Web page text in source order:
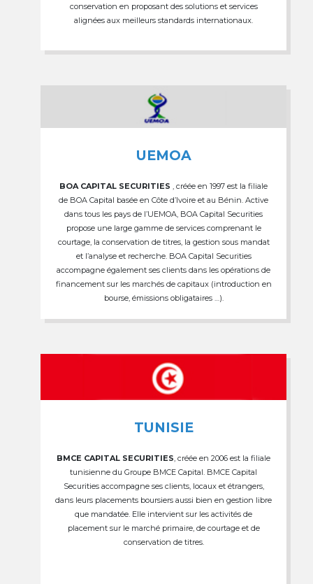
conservation en proposant des solutions et services
alignées aux meilleurs standards internationaux.
UEMOA
BOA CAPITAL SECURITIES , créée en 1997 est la filiale
de BOA Capital basée en Côte d’Ivoire et au Bénin. Active
dans tous les pays de l’UEMOA, BOA Capital Securities
propose une large gamme de services comprenant le
courtage, la conservation de titres, la gestion sous mandat
et l’analyse et recherche. BOA Capital Securities
accompagne également ses clients dans les opérations de
financement sur les marchés de capitaux (introduction en
bourse, émissions obligataires …).
TUNISIE
BMCE CAPITAL SECURITIES , créée en 2006 est la filiale
tunisienne du Groupe BMCE Capital. BMCE Capital
Securities accompagne ses clients, locaux et étrangers,
dans leurs placements boursiers aussi bien en gestion libre
que mandatée. Elle intervient sur les activités de
placement sur le marché primaire, de courtage et de
conservation de titres.